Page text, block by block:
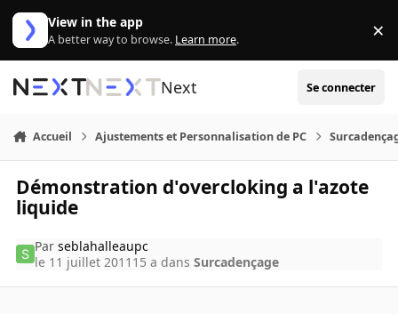
Aller au contenu
View in the app
A better way to browse. Learn more. ×
Next Se connecter
Accueil Ajustements et Personnalisation de PC
Démonstration d'overcloking a l'azote
liquide
Parseblahalleaupc
le 11 juillet 2011 15 a dansSurcadençage